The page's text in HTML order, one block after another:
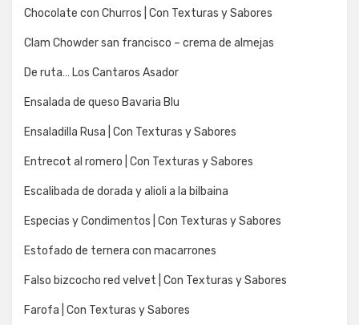
Chocolate con Churros | Con Texturas y Sabores
Clam Chowder san francisco – crema de almejas
De ruta… Los Cantaros Asador
Ensalada de queso Bavaria Blu
Ensaladilla Rusa | Con Texturas y Sabores
Entrecot al romero | Con Texturas y Sabores
Escalibada de dorada y alioli a la bilbaina
Especias y Condimentos | Con Texturas y Sabores
Estofado de ternera con macarrones
Falso bizcocho red velvet | Con Texturas y Sabores
Farofa | Con Texturas y Sabores